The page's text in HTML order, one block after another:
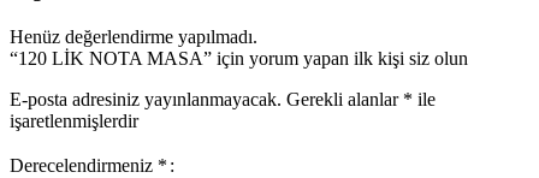
Henüz değerlendirme yapılmadı.
“120 LİK NOTA MASA” için yorum yapan ilk kişi siz olun
E-posta adresiniz yayınlanmayacak. Gerekli alanlar * ile
işaretlenmişlerdir
Derecelendirmeniz *